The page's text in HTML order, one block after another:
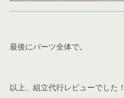
最後にパーツ全体で。
以上、組立代行レビューでした！